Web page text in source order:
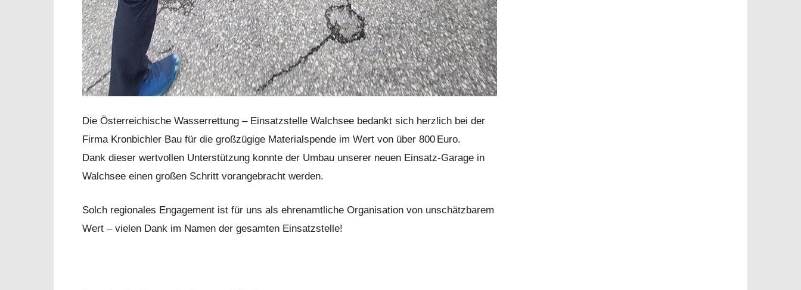
Die Österreichische Wasserrettung – Einsatzstelle Walchsee bedankt sich herzlich bei der
Firma Kronbichler Bau für die großzügige Materialspende im Wert von über 800 Euro.
Dank dieser wertvollen Unterstützung konnte der Umbau unserer neuen Einsatz-Garage in
Walchsee einen großen Schritt vorangebracht werden.
Solch regionales Engagement ist für uns als ehrenamtliche Organisation von unschätzbarem
Wert – vielen Dank im Namen der gesamten Einsatzstelle!